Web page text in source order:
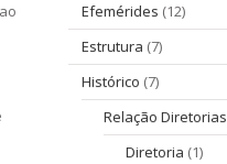
Efemérides (12)
Estrutura (7)
Histórico (7)
Relação Diretorias
Diretoria (1)